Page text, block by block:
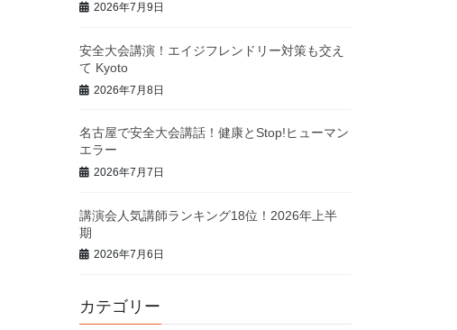
2026年7月9日
安全大会講演！エイジフレンドリー対策も交え
て Kyoto
2026年7月8日
名古屋で安全大会講話！健康とStop!ヒューマン
エラー
2026年7月7日
講演会人気講師ランキング18位！2026年上半
期
2026年7月6日
カテゴリー